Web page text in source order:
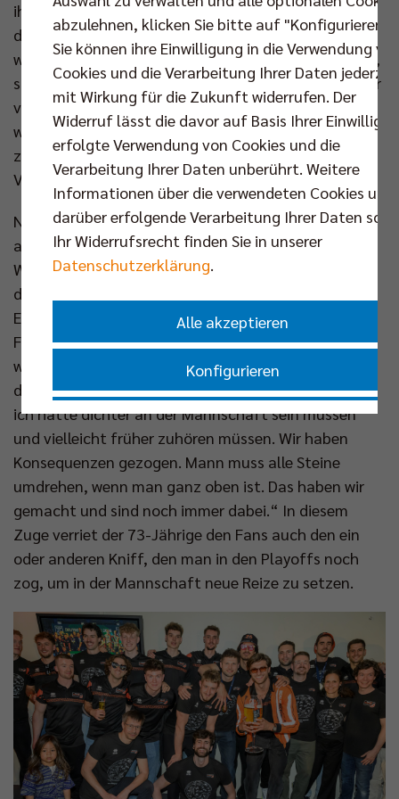
ihren Anteil. Wir haben als Mannschaft versucht, es
den Verantwortlichen nach den Wechseln so einfach
wie möglich zu machen. Am Ende hat das geklappt“,
sagte Schott. Der scheidende Trainer Steuerwald war
voll des Lobes: „Wir haben gezeigt, dass wir wissen,
wie man im Mai Spiele gewinnt. Wir sind
zusammengerückt und haben unseren besten
Volleyball im Playoff-Finale gespielt.“
Nach dem Saisonrückblick ergriff der bestens
aufgelegte Geschäftsführer Kaweh Niroomand das
Wort im Saal: „Das ist ein großartiges Bild! Schön,
dass wieder so viele hier sind, um mit uns zu feiern.
Ein herzliches Dankeschön an alle Unterstützer und
Förderer.“ Um anschließend schnell selbstkritisch zu
werden: „Wir haben Fehler gemacht und mussten
dafür in dieser Saison bezahlen. Ich muss zugeben,
ich hätte dichter an der Mannschaft sein müssen
und vielleicht früher zuhören müssen. Wir haben
Konsequenzen gezogen. Mann muss alle Steine
umdrehen, wenn man ganz oben ist. Das haben wir
gemacht und sind noch immer dabei.“ In diesem
Zuge verriet der 73-Jährige den Fans auch den ein
oder anderen Kniff, den man in den Playoffs noch
zog, um in der Mannschaft neue Reize zu setzen.
abzulehnen, klicken Sie bitte auf "Konfigurieren".
Sie können ihre Einwilligung in die Verwendung
Cookies und die Verarbeitung Ihrer Daten
mit Wirkung für die Zukunft widerrufen. Der
Widerruf lässt die davor auf Basis Ihrer
erfolgte Verwendung von Cookies und die
Verarbeitung Ihrer Daten unberührt. Weitere
Informationen über die verwendeten Cookies und
darüber erfolgende Verarbeitung Ihrer Daten
Ihr Widerrufsrecht finden Sie in unserer
Datenschutzerklärung.
Alle akzeptieren
Konfigurieren
Nur essenzielle Cookies akzeptieren
Impressum |Datenschutzerklärung